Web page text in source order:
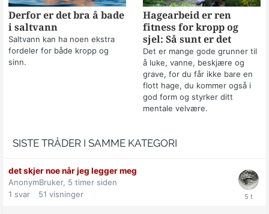
Derfor er det bra å bade
i saltvann
Saltvann kan ha noen ekstra
fordeler for både kropp og
sinn.
Hagearbeid er ren
fitness for kropp og
sjel: Så sunt er det
Det er mange gode grunner til
å luke, vanne, beskjære og
grave, for du får ikke bare en
flott hage, du kommer også i
god form og styrker ditt
mentale velvære.
SISTE TRÅDER I SAMME KATEGORI
det skjer noe når jeg legger meg
AnonymBruker, 5 timer siden
1 svar 51 visninger